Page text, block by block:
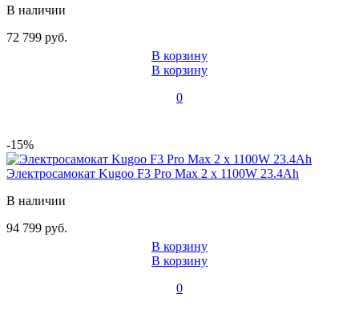
В наличии
72 799 руб.
В корзину
В корзину
0
-15%
Электросамокат Kugoo F3 Pro Max 2 х 1100W 23.4Ah
В наличии
94 799 руб.
В корзину
В корзину
0